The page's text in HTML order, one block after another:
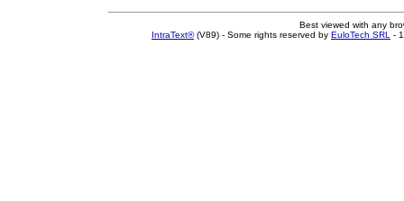
Best viewed with any
IntraText®(V89) - Some rights reserved by EuloTech SRL -